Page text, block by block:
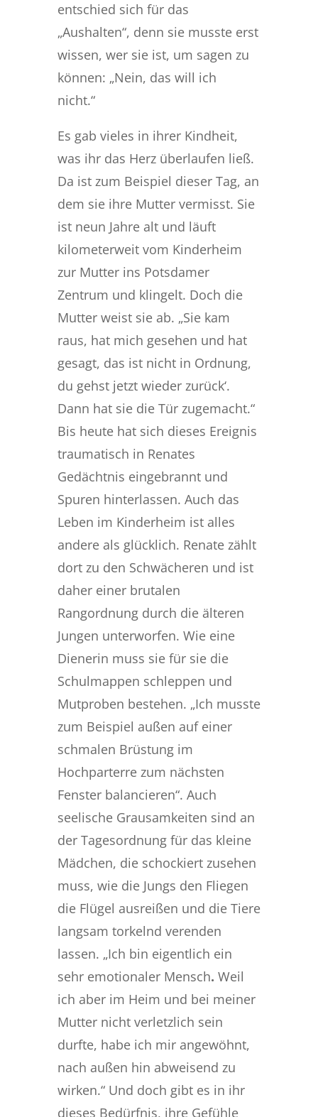
entschied sich für das
„Aushalten“, denn sie musste erst
wissen, wer sie ist, um sagen zu
können: „Nein, das will ich
nicht.“
Es gab vieles in ihrer Kindheit,
was ihr das Herz überlaufen ließ.
Da ist zum Beispiel dieser Tag, an
dem sie ihre Mutter vermisst. Sie
ist neun Jahre alt und läuft
kilometerweit vom Kinderheim
zur Mutter ins Potsdamer
Zentrum und klingelt. Doch die
Mutter weist sie ab. „Sie kam
raus, hat mich gesehen und hat
gesagt, das ist nicht in Ordnung,
du gehst jetzt wieder zurück‘.
Dann hat sie die Tür zugemacht.“
Bis heute hat sich dieses Ereignis
traumatisch in Renates
Gedächtnis eingebrannt und
Spuren hinterlassen. Auch das
Leben im Kinderheim ist alles
andere als glücklich. Renate zählt
dort zu den Schwächeren und ist
daher einer brutalen
Rangordnung durch die älteren
Jungen unterworfen. Wie eine
Dienerin muss sie für sie die
Schulmappen schleppen und
Mutproben bestehen. „Ich musste
zum Beispiel außen auf einer
schmalen Brüstung im
Hochparterre zum nächsten
Fenster balancieren“. Auch
seelische Grausamkeiten sind an
der Tagesordnung für das kleine
Mädchen, die schockiert zusehen
muss, wie die Jungs den Fliegen
die Flügel ausreißen und die Tiere
langsam torkelnd verenden
lassen. „Ich bin eigentlich ein
sehr emotionaler Mensch. Weil
ich aber im Heim und bei meiner
Mutter nicht verletzlich sein
durfte, habe ich mir angewöhnt,
nach außen hin abweisend zu
wirken.“ Und doch gibt es in ihr
dieses Bedürfnis, ihre Gefühle